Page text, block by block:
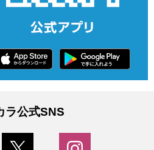
ラ公式SNS